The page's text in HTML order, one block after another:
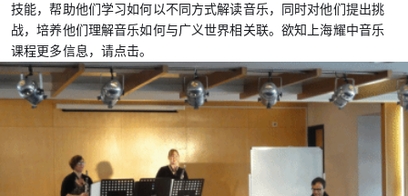
技能，帮助他们学习如何以不同方式解读音乐，同时对他们提出挑
战，培养他们理解音乐如何与广义世界相关联。欲知上海耀中音乐
课程更多信息，请点击。